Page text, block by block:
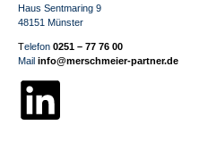
Haus Sentmaring 9
48151 Münster
Telefon 0251 – 77 76 00
Mail info@merschmeier-partner.de